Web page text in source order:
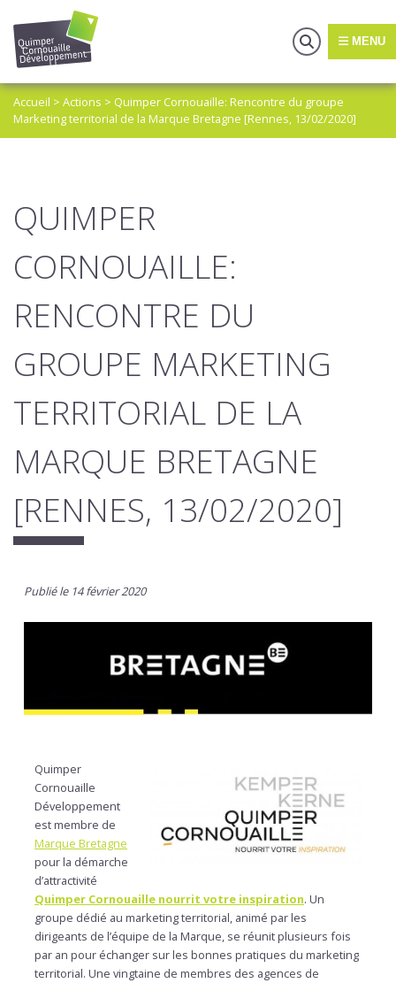
MENU
Accueil > Actions > Quimper Cornouaille: Rencontre du groupe
Marketing territorial de la Marque Bretagne [Rennes, 13/02/2020]
QUIMPER
CORNOUAILLE:
RENCONTRE DU
GROUPE MARKETING
TERRITORIAL DE LA
MARQUE BRETAGNE
[RENNES, 13/02/2020]
Publié le 14 février 2020
Quimper
Cornouaille
Développement
est membre de
Marque Bretagne
pour la démarche
d’attractivité
Quimper Cornouaille nourrit votre inspiration. Un
groupe dédié au marketing territorial, animé par les
dirigeants de l’équipe de la Marque, se réunit plusieurs fois
par an pour échanger sur les bonnes pratiques du marketing
territorial. Une vingtaine de membres des agences de